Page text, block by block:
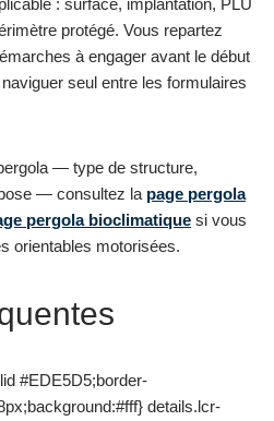
protégé. Vous repartez
à engager avant le début
seul entre les formulaires
— type de structure,
— consultez la page pergola
pergola bioclimatique si vous
orientables motorisées.
#EDE5D5;border-
details.lcr-